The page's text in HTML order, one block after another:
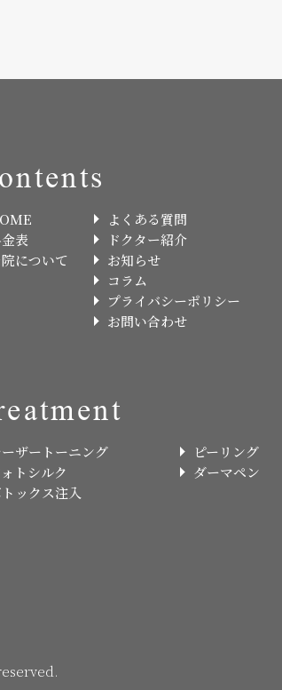
表
について
よくある質問
ドクター紹介
お知らせ
コラム
プライバシーポリシー
お問い合わせ
ーザートーニング
トシルク
ックス注入
ピーリング
ダーマペン